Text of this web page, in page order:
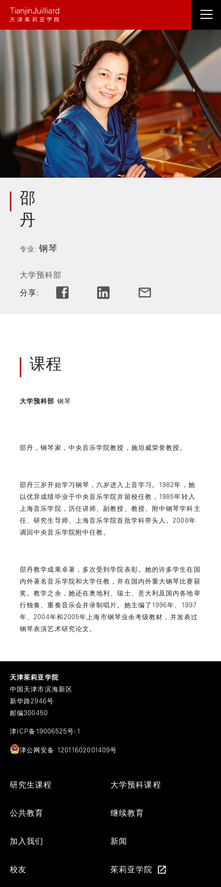
邵
丹
专业 钢琴
大学预科部
分享:
课程
大学预科部 钢琴
邵丹，钢琴家，中央音乐学院教授，施坦威荣誉教授。
邵丹三岁开始学习钢琴，六岁进入上音学习。1982年，她
以优异成绩毕业于中央音乐学院并留校任教，1985年转入
上海音乐学院，历任讲师、副教授、教授、附中钢琴学科主
任、研究生导师、上海音乐学院首批学科带头人。2008年
调回中央音乐学院附中任教。
邵丹教学成果卓著，多次受到学院表彰。她的许多学生在国
内外著名音乐学院和大学任教，并在国内外重大钢琴比赛获
奖。教学之余，她还在奥地利、瑞士、意大利及国内各地举
行独奏、重奏音乐会并录制唱片。她主编了1996年、1997
年、2004年和2005年上海市钢琴业余考级教材，并发表过
钢琴表演艺术研究论文。
天津茱莉亚学院
中国天津市滨海新区
新华路2946号
邮编300450
津ICP备19006525号-1
津公网安备 12011602001409号
Footer
研究生课程 大学预科课程
公共教育 继续教育
加入我们 新闻
校友 茱莉亚学院